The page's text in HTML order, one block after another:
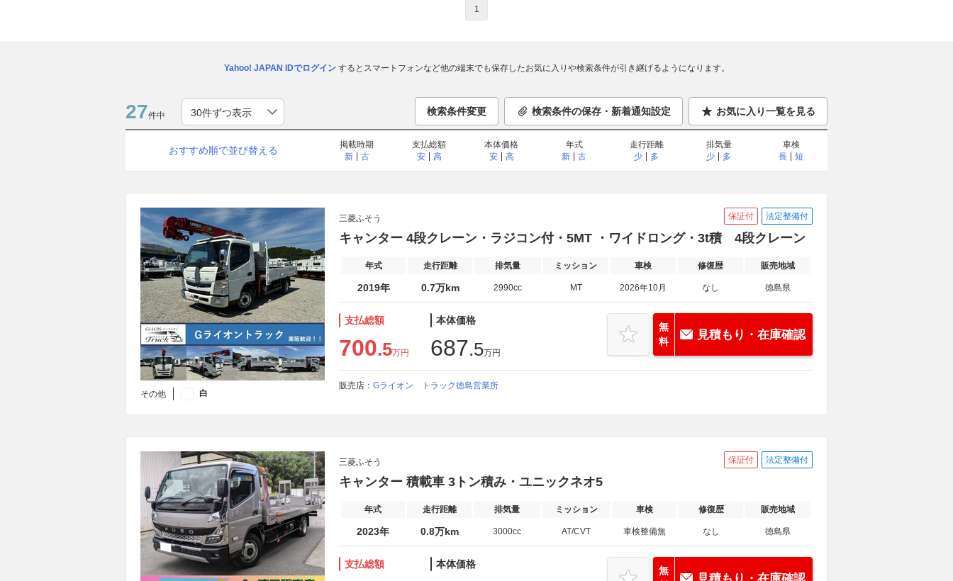
1
Yahoo! JAPAN IDでログインするとスマートフォンなど他の端末でも保存したお気に入りや検索条件が引き継げるようになります。
27件中 検索条件変更 検索条件の保存・新着通知設定 お気に入り一覧を見る
おすすめ順で並び替える
掲載時期
新
古
支払総額
安
高
本体価格
安
高
年式
新
古
走行距離
少
多
排気量
少
多
車検
長
短
その他 白
三菱ふそう 保証付 法定整備付
キャンター 4段クレーン・ラジコン付・5MT ・ワイドロング・3t積 4段クレーン
年式 走行距離 排気量 ミッション 車検 修復歴 販売地域
2019年 0.7万km 2990cc MT 2026年10月 なし 徳島県
支払総額
700.5万円
本体価格
687.5万円
無
料
見積もり・在庫確認
販売店： Gライオン トラック徳島営業所
三菱ふそう 保証付 法定整備付
キャンター 積載車 3トン積み・ユニックネオ5
年式 走行距離 排気量 ミッション 車検 修復歴 販売地域
2023年 0.8万km 3000cc AT/CVT 車検整備無 なし 徳島県
支払総額 本体価格
無
見積もり・在庫確認